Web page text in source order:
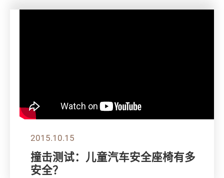
2015.10.15
撞击测试：儿童汽车安全座椅有多
安全？